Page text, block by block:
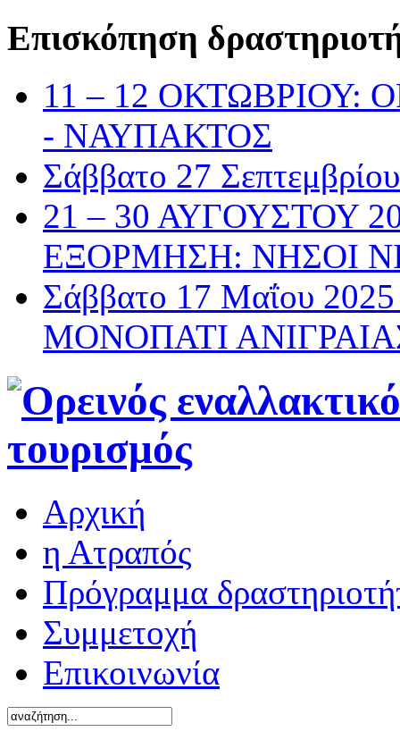
Επισκόπηση
11 – 12 ΟΚΤΩΒΡΙΟΥ:
- ΝΑΥΠΑΚΤΟΣ
Σάββατο 27
21 – 30 ΑΥΓΟΥΣΤΟΥ
ΕΞΟΡΜΗΣΗ: ΝΗΣΟΙ
Σάββατο 17 Μαΐου
ΜΟΝΟΠΑΤΙ
Αρχική
η Ατραπός
Πρόγραμμα
Συμμετοχή
Επικοινωνία